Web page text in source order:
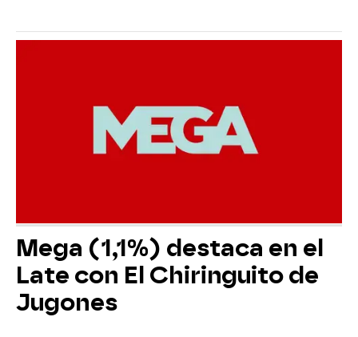
Mega (1,1%) destaca en el
Late con El Chiringuito de
Jugones